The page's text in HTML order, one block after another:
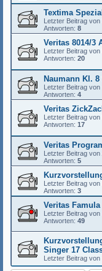
Textima
Letzter Beitrag von
Antworten: 8
Veritas 8014/3
Letzter Beitrag von
Antworten: 20
Naumann Kl.
Letzter Beitrag von
Antworten: 4
Veritas
Letzter Beitrag von
Antworten: 17
Veritas
Letzter Beitrag von
Antworten: 5
Letzter Beitrag von
Antworten: 3
Veritas Famula
Letzter Beitrag von
Antworten: 49
Singer 17
Letzter Beitrag von